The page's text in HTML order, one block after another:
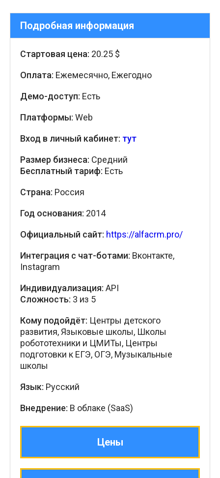
Подробная информация
Стартовая цена: 20.25 $
Оплата: Ежемесячно, Ежегодно
Демо-доступ: Есть
Платформы: Web
Вход в личный кабинет: тут
Размер бизнеса: Средний
Бесплатный тариф: Есть
Страна: Россия
Год основания: 2014
Официальный сайт: https://alfacrm.pro/
Интеграция с чат-ботами: Вконтакте,
Instagram
Индивидуализация: API
Сложность: 3 из 5
Кому подойдёт: Центры детского
развития, Языковые школы, Школы
робототехники и ЦМИТы, Центры
подготовки к ЕГЭ, ОГЭ, Музыкальные
школы
Язык: Русский
Внедрение: В облаке (SaaS)
Цены